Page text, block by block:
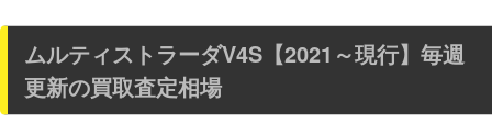
ムルティストラーダV4S【2021～現行】毎週
更新の買取査定相場